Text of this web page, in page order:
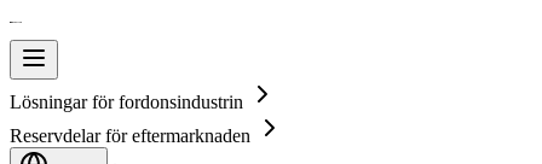
Lösningar för fordonsindustrin
Reservdelar för eftermarknaden